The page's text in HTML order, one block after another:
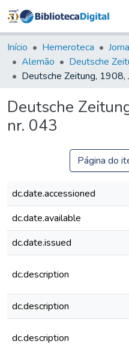
&
Início Hemeroteca
Alemão
Deutsche
Deutsche
nr. 043
Página do
dc.date.accessioned
dc.date.available
dc.date.issued
dc.description
dc.description
dc.description